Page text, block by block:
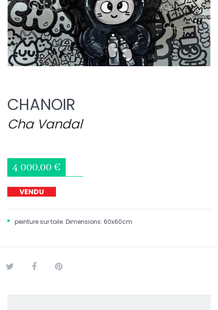
CHANOIR
Cha Vandal
4 000,00 €
VENDU
peinture sur toile. Dimensions: 60x60cm